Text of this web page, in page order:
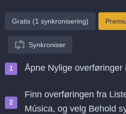
Gratis (1 synkronisering)
Synkroniser
Åpne Nylige overføringer
Finn overføringen fra
Música, og velg Behold